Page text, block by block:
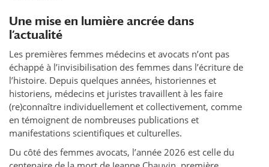
Une mise en lumière ancrée dans
l’actualité
Les premières femmes médecins et avocats n’ont pas
échappé à l’invisibilisation des femmes dans l’écriture de
l’histoire. Depuis quelques années, historiennes et
historiens, médecins et juristes travaillent à les faire
(re)connaître individuellement et collectivement, comme
en témoignent de nombreuses publications et
manifestations scientifiques et culturelles.
Du côté des femmes avocats, l’année 2026 est celle du